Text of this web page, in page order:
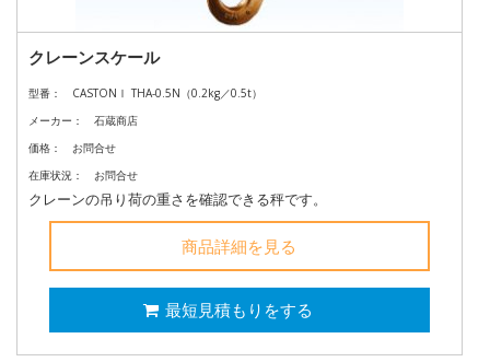
クレーンスケール
型番：
CASTONⅠ THA-0.5N（0.2kg／0.5t）
メーカー：
石蔵商店
価格：
お問合せ
在庫状況：
お問合せ
クレーンの吊り荷の重さを確認できる秤です。
商品詳細を見る
最短見積もりをする